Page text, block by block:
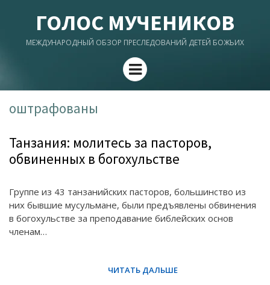
ГОЛОС МУЧЕНИКОВ
МЕЖДУНАРОДНЫЙ ОБЗОР ПРЕСЛЕДОВАНИЙ ДЕТЕЙ БОЖЬИХ
Menu
оштрафованы
Танзания: молитесь за пасторов,
обвиненных в богохульстве
Группе из 43 танзанийских пасторов, большинство из
них бывшие мусульмане, были предъявлены обвинения
в богохульстве за преподавание библейских основ
членам…